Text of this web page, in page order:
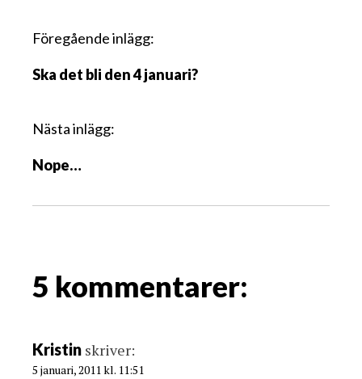
I
l
g
s
a
g
a
i
o
Föregående inlägg:
Ska det bli den 4 januari?
Nästa inlägg:
Nope…
5 kommentarer:
Kristin skriver:
5 januari, 2011 kl. 11:51